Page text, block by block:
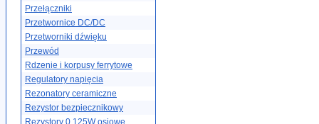
Przełączniki
Przetwornice DC/DC
Przetworniki dźwięku
Przewód
Rdzenie i korpusy ferrytowe
Regulatory napięcia
Rezonatory ceramiczne
Rezystor bezpiecznikowy
Rezystory 0.125W osiowe